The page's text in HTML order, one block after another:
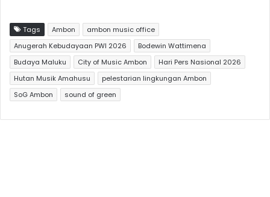
Tags Ambon
ambon music office
Anugerah Kebudayaan PWI 2026
Bodewin Wattimena
Budaya Maluku
City of Music Ambon
Hari Pers Nasional 2026
Hutan Musik Amahusu
pelestarian lingkungan Ambon
SoG Ambon
sound of green